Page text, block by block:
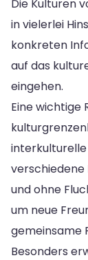
Die Kulturen
in vielerlei
konkreten
auf das
eingehen.
Eine wichtige
interkulturelle
verschiedene
und ohne
um neue
gemeinsame
Besonders